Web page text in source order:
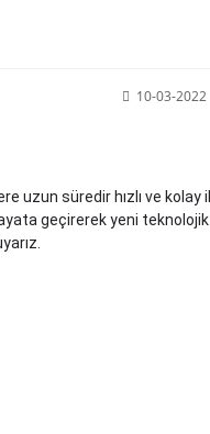
10-03-2022
geçirerek yeni teknolojik